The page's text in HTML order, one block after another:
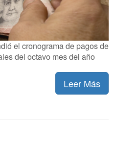
el cronograma de pagos de
del octavo mes del año
Leer Más